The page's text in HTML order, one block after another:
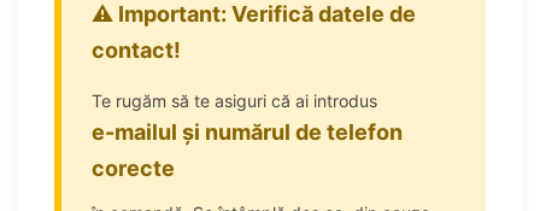
⚠️ Important: Verifică datele de
contact!
Te rugăm să te asiguri că ai introdus
e-mailul și numărul de telefon
corecte